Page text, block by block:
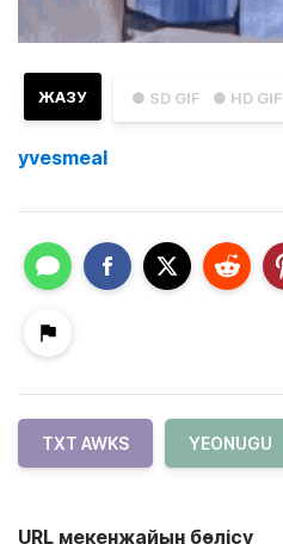
● SD GIF ● HD GIF
ЖАЗУ
yvesmeal
TXT AWKS YEONUGU
URL мекенжайын бөлісу